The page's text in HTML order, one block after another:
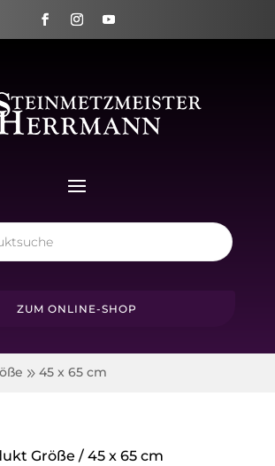
ZUM ONLINE-SHOP
45 x 65 cm
Größe / 45 x 65 cm